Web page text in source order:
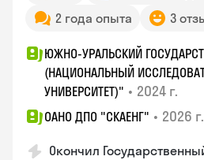
2 года опыта
3
ЮЖНО-УРАЛЬСКИЙ
(НАЦИОНАЛЬНЫЙ
УНИВЕРСИТЕТ)" • 2024 г.
ОАНО ДПО "СКАЕНГ" • 2026 г.
Окончил